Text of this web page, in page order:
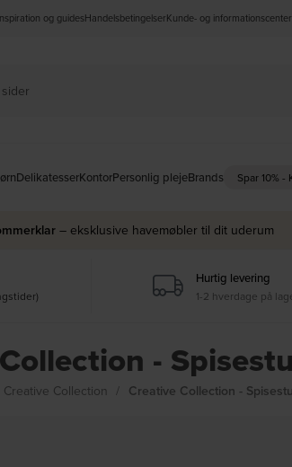
og guidesHandelsbetingelserKunde- og informationscenter
DelikatesserKontorPersonlig plejeBrands Spar 10%
– eksklusive havemøbler til dit uderum
Hurtig levering
1-2 hverdage på
-
Creative Collection Creative Collection -